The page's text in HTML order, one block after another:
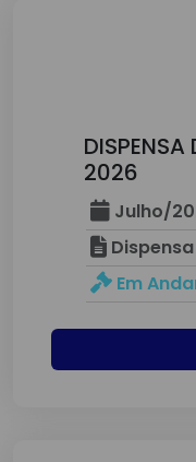
2026
Julho/
Em